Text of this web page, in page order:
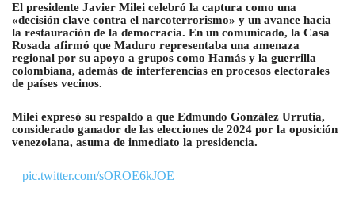
El presidente Javier Milei celebró la captura como una
«decisión clave contra el narcoterrorismo» y un avance hacia
la restauración de la democracia. En un comunicado, la Casa
Rosada afirmó que Maduro representaba una amenaza
regional por su apoyo a grupos como Hamás y la guerrilla
colombiana, además de interferencias en procesos electorales
de países vecinos.
Milei expresó su respaldo a que Edmundo González Urrutia,
considerado ganador de las elecciones de 2024 por la oposición
venezolana, asuma de inmediato la presidencia.
pic.twitter.com/sOROE6kJOE